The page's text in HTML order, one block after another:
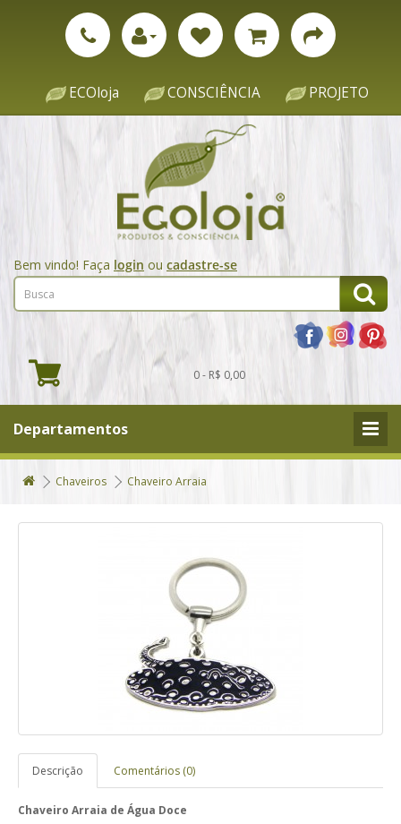
ECOloja CONSCIÊNCIA PROJETO
Bem vindo! Faça login ou cadastre-se
0 - R$ 0,00
Departamentos
Chaveiros Chaveiro Arraia
Descrição Comentários (0)
Chaveiro Arraia de Água Doce